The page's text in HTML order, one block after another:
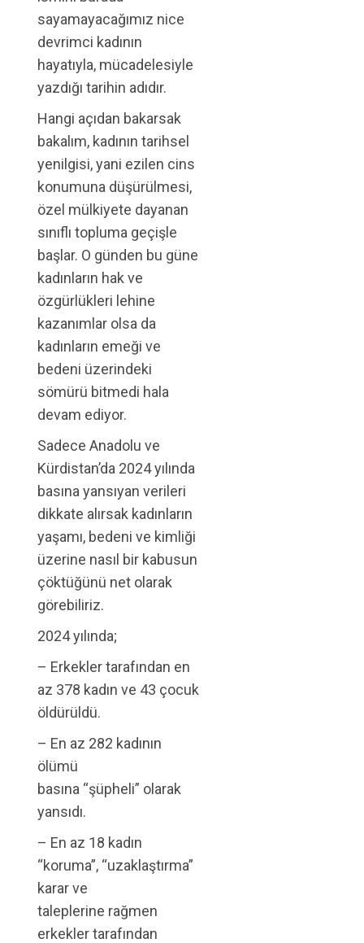
sayamayacağımız nice
devrimci kadının
hayatıyla, mücadelesiyle
yazdığı tarihin adıdır.
Hangi açıdan bakarsak
bakalım, kadının tarihsel
yenilgisi, yani ezilen cins
konumuna düşürülmesi,
özel mülkiyete dayanan
sınıflı topluma geçişle
başlar. O günden bu güne
kadınların hak ve
özgürlükleri lehine
kazanımlar olsa da
kadınların emeği ve
bedeni üzerindeki
sömürü bitmedi hala
devam ediyor.
Sadece Anadolu ve
Kürdistan’da 2024 yılında
basına yansıyan verileri
dikkate alırsak kadınların
yaşamı, bedeni ve kimliği
üzerine nasıl bir kabusun
çöktüğünü net olarak
görebiliriz.
2024 yılında;
– Erkekler tarafından en
az 378 kadın ve 43 çocuk
öldürüldü.
– En az 282 kadının
ölümü
basına “şüpheli” olarak
yansıdı.
– En az 18 kadın
“koruma”, “uzaklaştırma”
karar ve
taleplerine rağmen
erkekler tarafından